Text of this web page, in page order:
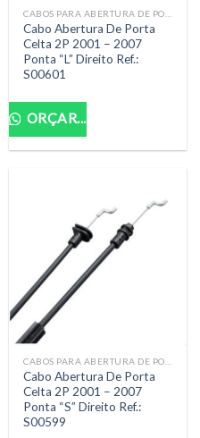
Cabo Abertura De Porta
Celta 2P 2001 – 2007
Ponta “L” Direito Ref.:
S00601
ORÇAR...
Cabo Abertura De Porta
Celta 2P 2001 – 2007
Ponta “S” Direito Ref.:
S00599